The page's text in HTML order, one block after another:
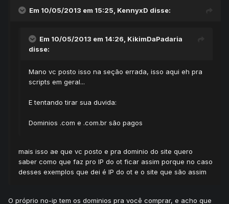
Em 10/05/2013 em 15:25, KennyxD disse:
Em 10/05/2013 em 14:26, KikimDaPadaria
disse:
Mano vc posto isso na seção errada, isso aqui eh pra
scripts em geral...
E tentando tirar sua duvida:
Dominios .com e .com.br são pagos
mais isso ae que vc posto e pra dominio do site quero
saber como que faz pro IP do ot ficar assim porque no caso
desses exemplos que dei é IP do ot e o site que são assim
O próprio no-ip tem os dominios pra você comprar, e acho que